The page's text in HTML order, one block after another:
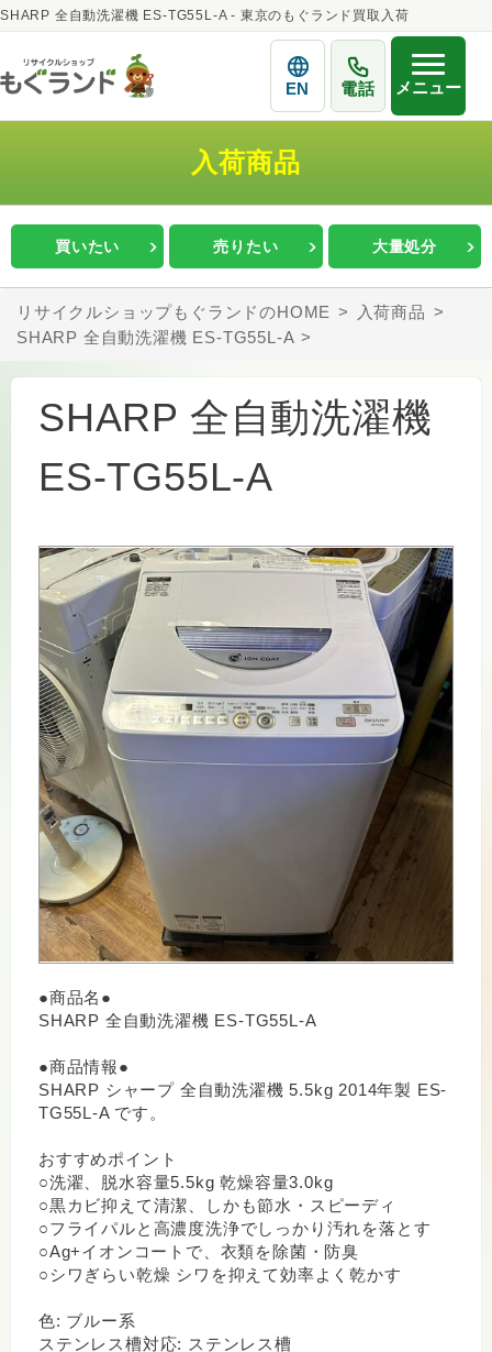
SHARP 全自動洗濯機 ES-TG55L-A - 東京のもぐランド買取入荷
EN 電話 メニュー
入荷商品
買いたい 売りたい 大量処分
リサイクルショップもぐランドのHOME
入荷商品
SHARP 全自動洗濯機 ES-TG55L-A
SHARP 全自動洗濯機
ES-TG55L-A
●商品名●
SHARP 全自動洗濯機 ES-TG55L-A
●商品情報●
SHARP シャープ 全自動洗濯機 5.5kg 2014年製 ES-
TG55L-A です。
おすすめポイント
○洗濯、脱水容量5.5kg 乾燥容量3.0kg
○黒カビ抑えて清潔、しかも節水・スピーディ
○フライパルと高濃度洗浄でしっかり汚れを落とす
○Ag+イオンコートで、衣類を除菌・防臭
○シワぎらい乾燥 シワを抑えて効率よく乾かす
色: ブルー系
ステンレス槽対応: ステンレス槽